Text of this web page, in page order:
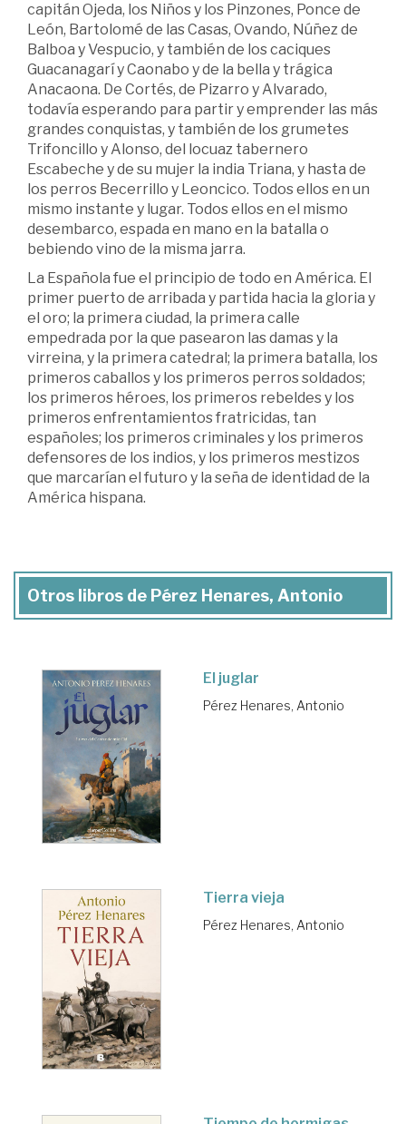
capitán Ojeda, los Niños y los Pinzones, Ponce de
León, Bartolomé de las Casas, Ovando, Núñez de
Balboa y Vespucio, y también de los caciques
Guacanagarí y Caonabo y de la bella y trágica
Anacaona. De Cortés, de Pizarro y Alvarado,
todavía esperando para partir y emprender las más
grandes conquistas, y también de los grumetes
Trifoncillo y Alonso, del locuaz tabernero
Escabeche y de su mujer la india Triana, y hasta de
los perros Becerrillo y Leoncico. Todos ellos en un
mismo instante y lugar. Todos ellos en el mismo
desembarco, espada en mano en la batalla o
bebiendo vino de la misma jarra.
La Española fue el principio de todo en América. El
primer puerto de arribada y partida hacia la gloria y
el oro; la primera ciudad, la primera calle
empedrada por la que pasearon las damas y la
virreina, y la primera catedral; la primera batalla, los
primeros caballos y los primeros perros soldados;
los primeros héroes, los primeros rebeldes y los
primeros enfrentamientos fratricidas, tan
españoles; los primeros criminales y los primeros
defensores de los indios, y los primeros mestizos
que marcarían el futuro y la seña de identidad de la
América hispana.
Otros libros de Pérez Henares, Antonio
El juglar
Pérez Henares, Antonio
Tierra vieja
Pérez Henares, Antonio